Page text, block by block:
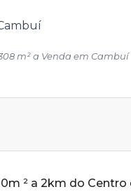
m² a Venda em Cambuí